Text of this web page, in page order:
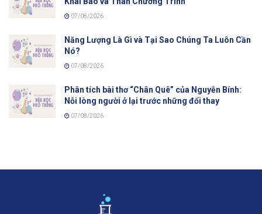
07/08/2026
Năng Lượng Là Gì và Tại Sao Chúng Ta Luôn Cần
Nó?
07/08/2026
Phân tích bài thơ “Chân Quê” của Nguyễn Bính:
Nỗi lòng người ở lại trước những đổi thay
07/08/2026